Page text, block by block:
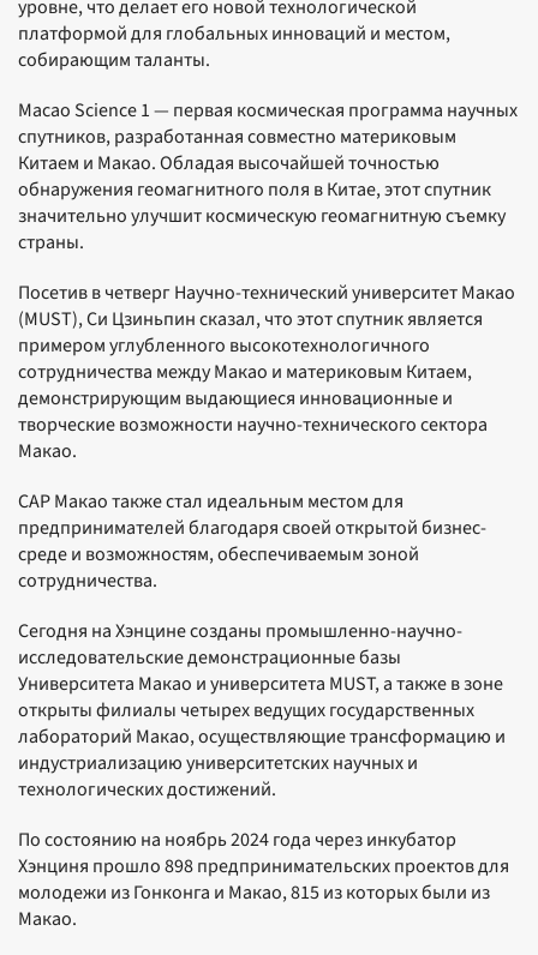
уровне, что делает его новой технологической
платформой для глобальных инноваций и местом,
собирающим таланты.
Macao Science 1 — первая космическая программа научных
спутников, разработанная совместно материковым
Китаем и Макао. Обладая высочайшей точностью
обнаружения геомагнитного поля в Китае, этот спутник
значительно улучшит космическую геомагнитную съемку
страны.
Посетив в четверг Научно-технический университет Макао
(MUST), Си Цзиньпин сказал, что этот спутник является
примером углубленного высокотехнологичного
сотрудничества между Макао и материковым Китаем,
демонстрирующим выдающиеся инновационные и
творческие возможности научно-технического сектора
Макао.
САР Макао также стал идеальным местом для
предпринимателей благодаря своей открытой бизнес-
среде и возможностям, обеспечиваемым зоной
сотрудничества.
Сегодня на Хэнцине созданы промышленно-научно-
исследовательские демонстрационные базы
Университета Макао и университета MUST, а также в зоне
открыты филиалы четырех ведущих государственных
лабораторий Макао, осуществляющие трансформацию и
индустриализацию университетских научных и
технологических достижений.
По состоянию на ноябрь 2024 года через инкубатор
Хэнциня прошло 898 предпринимательских проектов для
молодежи из Гонконга и Макао, 815 из которых были из
Макао.